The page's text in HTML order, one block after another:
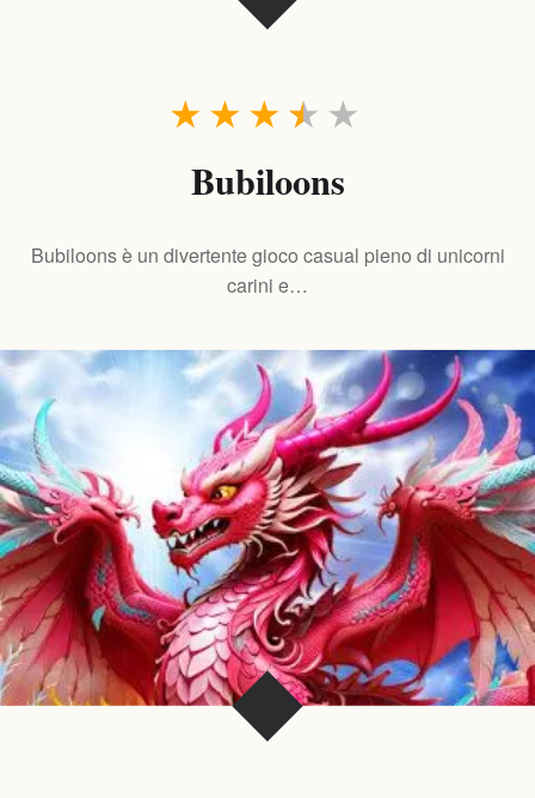
★
★
★
★
★
Bubiloons
Bubiloons è un divertente gioco casual pieno di unicorni
carini e…